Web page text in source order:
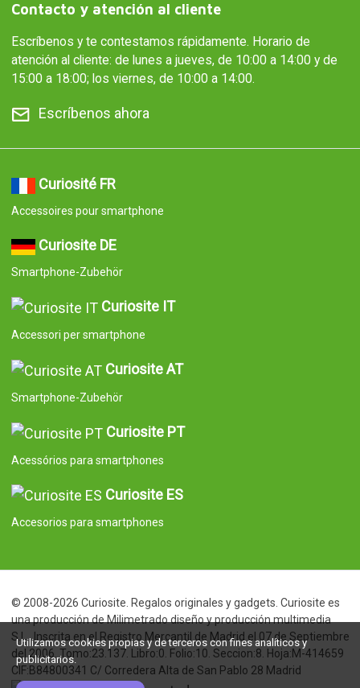
Contacto y atención al cliente
Escríbenos y te contestamos rápidamente. Horario de
atención al cliente: de lunes a jueves, de 10:00 a 14:00 y de
15:00 a 18:00; los viernes, de 10:00 a 14:00.
Escríbenos ahora
Curiosité FR
Accessoires pour smartphone
Curiosite DE
Smartphone-Zubehör
Curiosite IT
Accessori per smartphone
Curiosite AT
Smartphone-Zubehör
Curiosite PT
Acessórios para smartphones
Curiosite ES
Accesorios para smartphones
© 2008-2026 Curiosite. Regalos originales y gadgets. Curiosite es
una producción de Milimetrado diseño y producción multimedia
S.L.. Inscrita en el Registro Mercantil de Madrid el 07 de Septiembre
del 2006. Tomo:23.137. Libro:0. Folio:10. Seccion:8. Hoja:M-414659
CIF:B84800341 C/ Corredera Alta de San Pablo 28 Madrid
Utilizamos cookies propias y de terceros con fines analíticos y
publicitarios.